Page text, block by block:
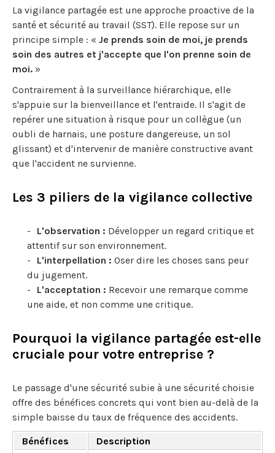
La vigilance partagée est une approche proactive de la
santé et sécurité au travail (SST). Elle repose sur un
principe simple : « Je prends soin de moi, je prends
soin des autres et j'accepte que l'on prenne soin de
moi. »
Contrairement à la surveillance hiérarchique, elle
s'appuie sur la bienveillance et l'entraide. Il s'agit de
repérer une situation à risque pour un collègue (un
oubli de harnais, une posture dangereuse, un sol
glissant) et d'intervenir de manière constructive avant
que l'accident ne survienne.
Les 3 piliers de la vigilance collective
L'observation : Développer un regard critique et
attentif sur son environnement.
L'interpellation : Oser dire les choses sans peur
du jugement.
L'acceptation : Recevoir une remarque comme
une aide, et non comme une critique.
Pourquoi la vigilance partagée est-elle
cruciale pour votre entreprise ?
Le passage d'une sécurité subie à une sécurité choisie
offre des bénéfices concrets qui vont bien au-delà de la
simple baisse du taux de fréquence des accidents.
Bénéfices
Description